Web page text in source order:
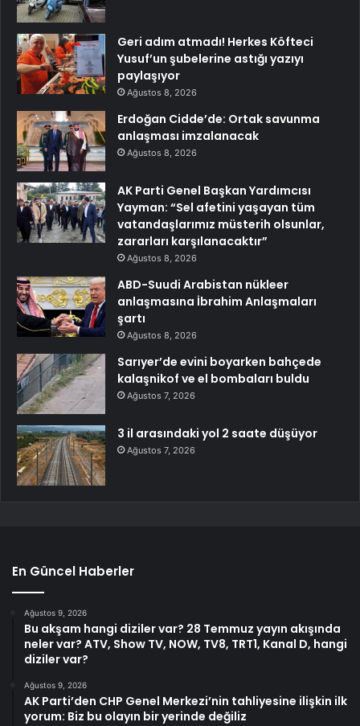
Geri adım atmadı! Herkes Köfteci
Yusuf’un şubelerine astığı yazıyı
paylaşıyor
Ağustos 8, 2026
Erdoğan Cidde’de: Ortak savunma
anlaşması imzalanacak
Ağustos 8, 2026
AK Parti Genel Başkan Yardımcısı
Yayman: “Sel afetini yaşayan tüm
vatandaşlarımız müsterih olsunlar,
zararları karşılanacaktır”
Ağustos 8, 2026
ABD-Suudi Arabistan nükleer
anlaşmasına İbrahim Anlaşmaları
şartı
Ağustos 8, 2026
Sarıyer’de evini boyarken bahçede
kalaşnikof ve el bombaları buldu
Ağustos 7, 2026
3 il arasındaki yol 2 saate düşüyor
Ağustos 7, 2026
En Güncel Haberler
Ağustos 9, 2026
Bu akşam hangi diziler var? 28 Temmuz yayın akışında
neler var? ATV, Show TV, NOW, TV8, TRT1, Kanal D, hangi
diziler var?
Ağustos 9, 2026
AK Parti’den CHP Genel Merkezi’nin tahliyesine ilişkin ilk
yorum: Biz bu olayın bir yerinde değiliz